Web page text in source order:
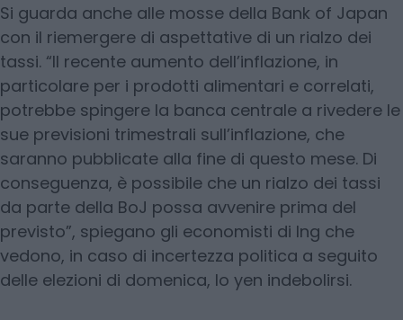
Si guarda anche alle mosse della Bank of Japan
con il riemergere di aspettative di un rialzo dei
tassi. “Il recente aumento dell’inflazione, in
particolare per i prodotti alimentari e correlati,
potrebbe spingere la banca centrale a rivedere le
sue previsioni trimestrali sull’inflazione, che
saranno pubblicate alla fine di questo mese. Di
conseguenza, è possibile che un rialzo dei tassi
da parte della BoJ possa avvenire prima del
previsto”, spiegano gli economisti di Ing che
vedono, in caso di incertezza politica a seguito
delle elezioni di domenica, lo yen indebolirsi.